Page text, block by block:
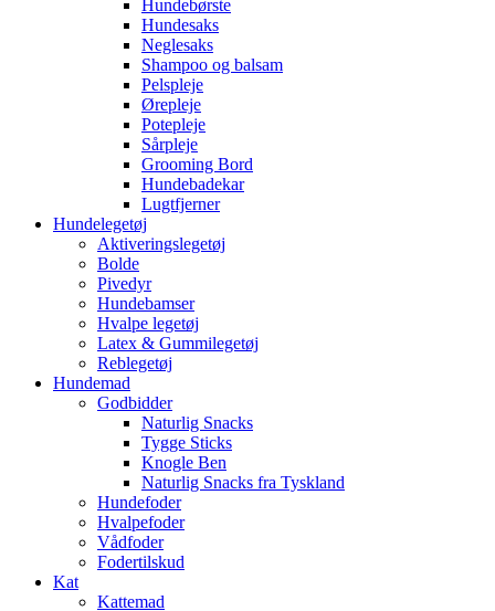
Hundebørste
Hundesaks
Neglesaks
Shampoo og balsam
Pelspleje
Ørepleje
Potepleje
Sårpleje
Grooming Bord
Hundebadekar
Lugtfjerner
Hundelegetøj
Aktiveringslegetøj
Bolde
Pivedyr
Hundebamser
Hvalpe legetøj
Latex & Gummilegetøj
Reblegetøj
Hundemad
Godbidder
Naturlig Snacks
Tygge Sticks
Knogle Ben
Naturlig Snacks fra Tyskland
Hundefoder
Hvalpefoder
Vådfoder
Fodertilskud
Kat
Kattemad